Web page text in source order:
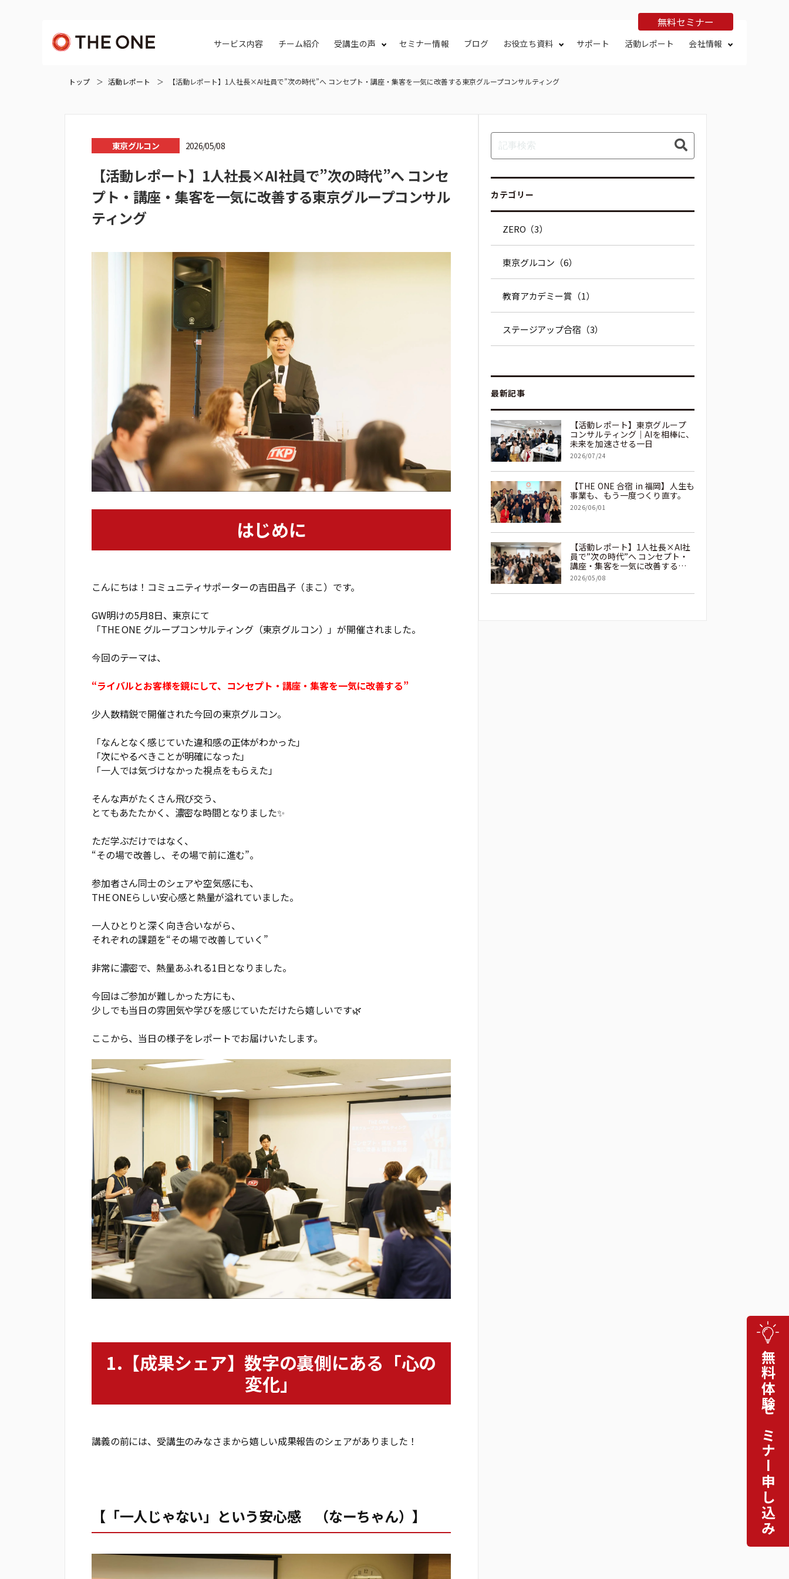
無料セミナー
サービス内容 チーム紹介 受講生の声 セミナー情報 ブログ お役立ち資料 サポート 活動レポート 会社情報
トップ 活動レポート 【活動レポート】1人社長×AI社員で”次の時代”へ コンセプト・講座・集客を一気に改善する東京グループコンサルティング
東京グルコン 2026/05/08
【活動レポート】1人社長×AI社員で”次の時代”へ コンセ
プト・講座・集客を一気に改善する東京グループコンサル
ティング
はじめに
こんにちは！コミュニティサポーターの吉田昌子（まこ）です。
GW明けの5月8日、東京にて
「THE ONE グループコンサルティング（東京グルコン）」が開催されました。
今回のテーマは、
“ライバルとお客様を鏡にして、コンセプト・講座・集客を一気に改善する”
少人数精鋭で開催された今回の東京グルコン。
「なんとなく感じていた違和感の正体がわかった」
「次にやるべきことが明確になった」
「一人では気づけなかった視点をもらえた」
そんな声がたくさん飛び交う、
とてもあたたかく、濃密な時間となりました✨
ただ学ぶだけではなく、
“その場で改善し、その場で前に進む”。
参加者さん同士のシェアや空気感にも、
THE ONEらしい安心感と熱量が溢れていました。
一人ひとりと深く向き合いながら、
それぞれの課題を“その場で改善していく”――
非常に濃密で、熱量あふれる1日となりました。
今回はご参加が難しかった方にも、
少しでも当日の雰囲気や学びを感じていただけたら嬉しいです🌿
ここから、当日の様子をレポートでお届けいたします。
1.【成果シェア】数字の裏側にある「心の
変化」
講義の前には、受講生のみなさまから嬉しい成果報告のシェアがありました！
【「一人じゃない」という安心感 （なーちゃん）】
カテゴリー
ZERO（3）
東京グルコン（6）
教育アカデミー賞（1）
ステージアップ合宿（3）
最新記事
【活動レポート】東京グループ
コンサルティング｜AIを相棒に、
未来を加速させる一日
2026/07/24
【THE ONE 合宿 in 福岡】人生も
事業も、もう一度つくり直す。
2026/06/01
【活動レポート】1人社長×AI社
員で”次の時代”へ コンセプト・
講座・集客を一気に改善する東
京グループコンサルティング
2026/05/08
無料体験セミナー申し込み